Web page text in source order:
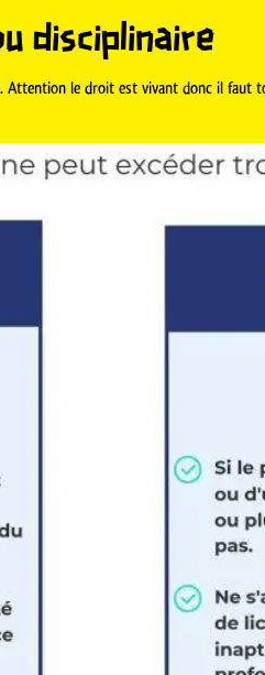
disciplinaire
le droit est vivant donc il faut